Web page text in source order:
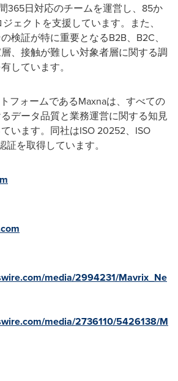
365日対応のチームを運営し、85か
ェクトを支援しています。また、
検証が特に重要となるB2B、B2C、
、接触が難しい対象者層に関する調
しています。
フォームであるMaxnaは、すべての
データ品質と業務運営に関する知見
います。同社はISO 20252、ISO
証を取得しています。
media/2994231/Mavrix_Ne
media/2736110/5426138/M